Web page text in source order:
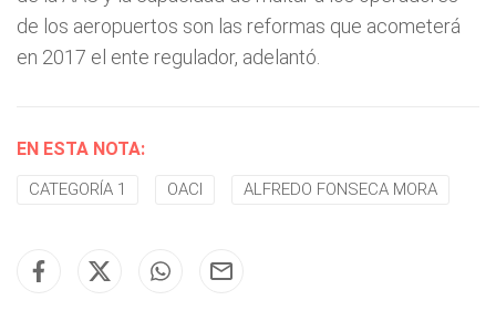
de los aeropuertos son las reformas que acometerá
en 2017 el ente regulador, adelantó.
EN ESTA NOTA:
CATEGORÍA 1 OACI ALFREDO FONSECA MORA